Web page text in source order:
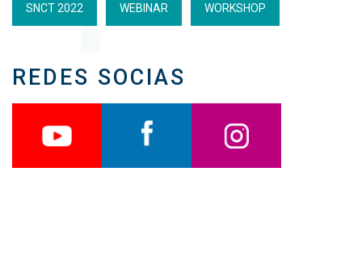
SNCT 2022 WEBINAR WORKSHOP
REDES SOCIAS